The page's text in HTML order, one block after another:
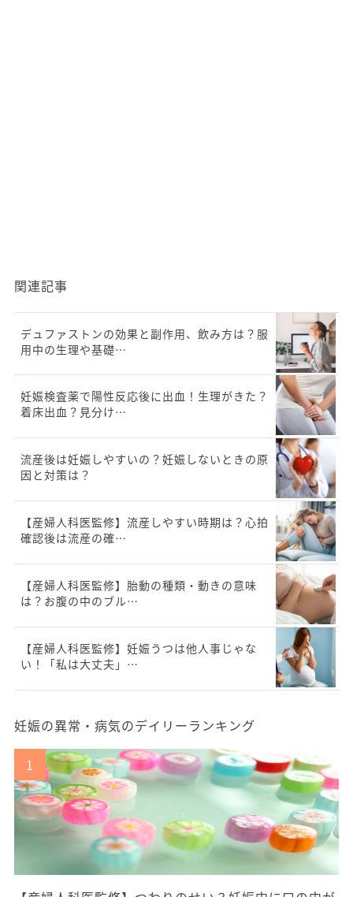
関連記事
デュファストンの効果と副作用、飲み方は？服
用中の生理や基礎…
妊娠検査薬で陽性反応後に出血！生理がきた？
着床出血？見分け…
流産後は妊娠しやすいの？妊娠しないときの原
因と対策は？
【産婦人科医監修】流産しやすい時期は？心拍
確認後は流産の確…
【産婦人科医監修】胎動の種類・動きの意味
は？お腹の中のブル…
【産婦人科医監修】妊娠うつは他人事じゃな
い！「私は大丈夫」…
妊娠の異常・病気のデイリーランキング